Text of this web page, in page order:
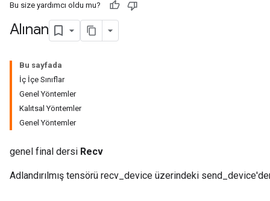
Bu size yardımcı oldu mu?
Alınan
Bu sayfada
İç İçe Sınıflar
Genel Yöntemler
Kalıtsal Yöntemler
Genel Yöntemler
genel final dersi Recv
Adlandırılmış tensörü recv_device üzerindeki